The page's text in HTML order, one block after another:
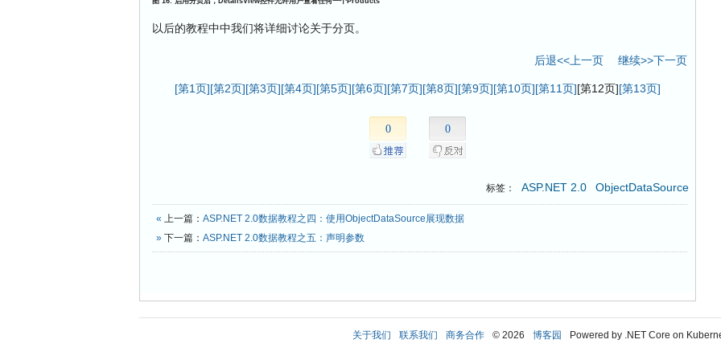
以后的教程中中我们将详细讨论关于分页。
后退<<上一页 继续>>下一页
[第1页][第2页][第3页][第4页][第5页][第6页][第7页][第8页][第9页][第10页][第11页][第12页][第13页]
0 0
标签： ASP.NET 2.0 ObjectDataSource
« 上一篇： ASP.NET 2.0数据教程之四：使用ObjectDataSource展现数据
» 下一篇： ASP.NET 2.0数据教程之五：声明参数
关于我们 联系我们 商务合作 © 2026 博客园 Powered by .NET Core on